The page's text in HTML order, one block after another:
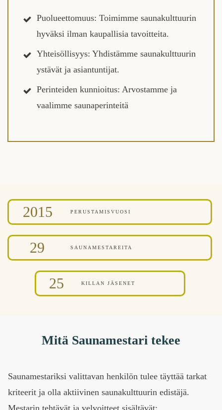
Puolueettomuus: Toimimme saunakulttuurin
hyväksi ilman kaupallisia tavoitteita.
Yhteisöllisyys: Yhdistämme saunakulttuurin
ystävät ja asiantuntijat.
Perinteiden kunnioitus: Arvostamme ja
vaalimme saunaperinteitä
2015 PERUSTAMISVUOSI
29 SAUNAMESTAREITA
25 KILLAN JÄSENET
Mitä Saunamestari tekee
Saunamestariksi valittavan henkilön tulee täyttää tarkat
kriteerit ja olla aktiivinen saunakulttuurin edistäjä.
Mestarin tehtävät ja velvoitteet sisältävät: